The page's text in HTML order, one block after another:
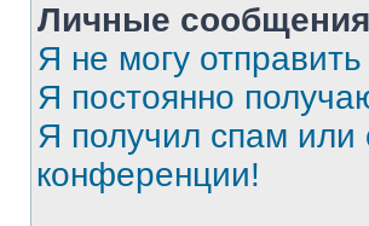
Личные сообщения
Я не могу
Я постоянно
Я получил спам или
конференции!